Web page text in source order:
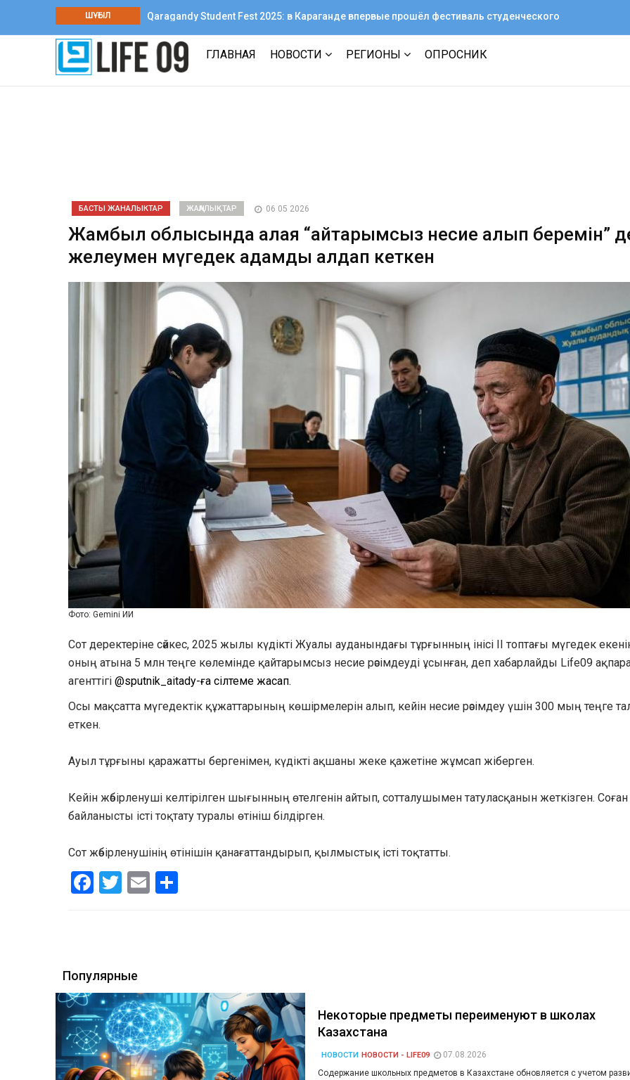
ШҰҒЫЛ
Qaragandy Student Fest 2025: в Караганде впервые прошёл фестиваль студенческого
творчества среди колледжей
ГЛАВНАЯ НОВОСТИ РЕГИОНЫ ОПРОСНИК
БАСТЫ ЖАНАЛЫКТАР ЖАҢАЛЫҚТАР 06 05 2026
Жамбыл облысында алаяқ “қайтарымсыз несие алып беремін”
желеумен мүгедек адамды алдап кеткен
Фото: Gemini ИИ
Сот деректеріне сәйкес, 2025 жылы күдікті Жуалы ауданындағы тұрғынның інісі ІІ топтағы мүгедек
оның атына 5 млн теңге көлемінде қайтарымсыз несие рәсімдеуді ұсынған, деп хабарлайды Life09
агенттігі @sputnik_aitady-ға сілтеме жасап.
Осы мақсатта мүгедектік құжаттарының көшірмелерін алып, кейін несие рәсімдеу үшін 300 мың теңге
еткен.
Ауыл тұрғыны қаражатты бергенімен, күдікті ақшаны жеке қажетіне жұмсап жіберген.
Кейін жәбірленуші келтірілген шығынның өтелгенін айтып, сотталушымен татуласқанын жеткізген. Соған
байланысты істі тоқтату туралы өтініш білдірген.
Сот жәбірленушінің өтінішін қанағаттандырып, қылмыстық істі тоқтатты.
Facebook
Twitter
Email
Популярные
Некоторые предметы переименуют в школах
Казахстана
НОВОСТИ НОВОСТИ - LIFE09
07.08.2026
Содержание школьных предметов в Казахстане обновляется с учетом